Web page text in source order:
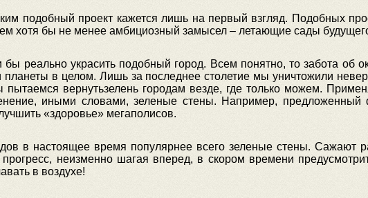
подобный проект кажется лишь на первый взгляд. Подобных
хотя бы не менее амбициозный замысел – летающие сады
реально украсить подобный город. Всем понятно, то забота об
планеты в целом. Лишь за последнее столетие мы уничтожили
вернутьзелень городам везде, где только можем.
иными словами, зеленые стены. Например,
«здоровье» мегаполисов.
в настоящее время популярнее всего зеленые стены. Сажают
прогресс, неизменно шагая вперед, в скором времени
в воздухе!